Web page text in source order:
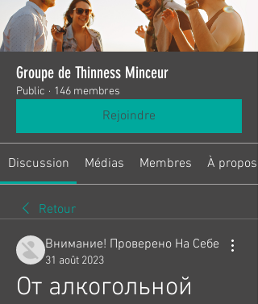
Groupe de Thinness Minceur
Public · 146 membres
Rejoindre
Discussion Médias Membres À propos
Retour
Внимание! Проверено На Себе
31 août 2023
От алкогольной